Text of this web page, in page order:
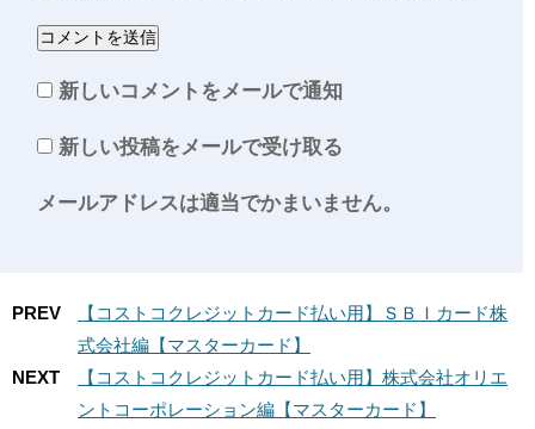
新しいコメントをメールで通知
新しい投稿をメールで受け取る
メールアドレスは適当でかまいません。
PREV
【コストコクレジットカード払い用】ＳＢＩカード株
式会社編【マスターカード】
NEXT
【コストコクレジットカード払い用】株式会社オリエ
ントコーポレーション編【マスターカード】